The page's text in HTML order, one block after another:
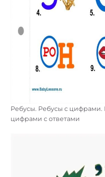
Ребусы. Ребусы с
цифрами с ответами